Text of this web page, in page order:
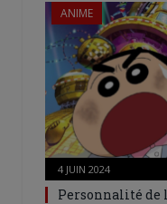
ANIME
4 JUIN 2024
Personnalité de